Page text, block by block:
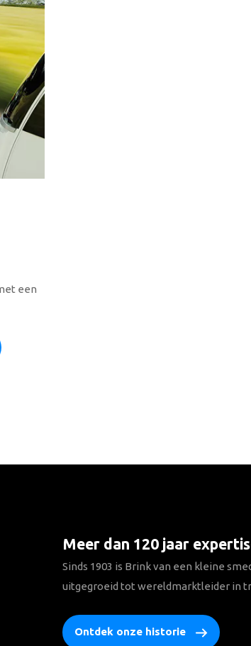
een
Meer dan 120 jaar
Sinds 1903 is Brink van een kleine
uitgegroeid tot wereldmarktleider in
Ontdek onze historie